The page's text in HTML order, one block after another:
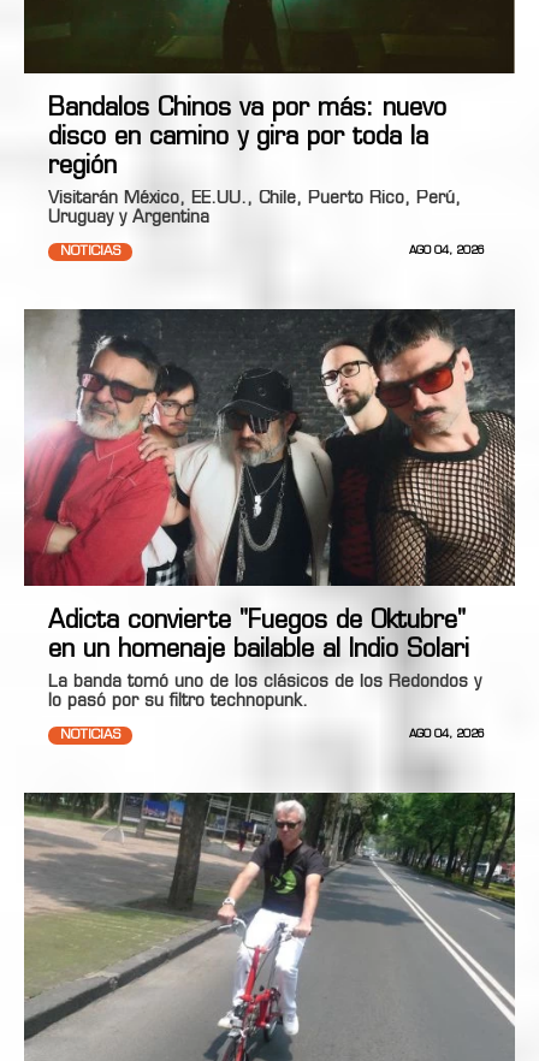
Bandalos Chinos va por más: nuevo
disco en camino y gira por toda la
región
Visitarán México, EE.UU., Chile, Puerto Rico, Perú,
Uruguay y Argentina
NOTICIAS AGO 04, 2026
Adicta convierte "Fuegos de Oktubre"
en un homenaje bailable al Indio Solari
La banda tomó uno de los clásicos de los Redondos y
lo pasó por su filtro technopunk.
NOTICIAS AGO 04, 2026